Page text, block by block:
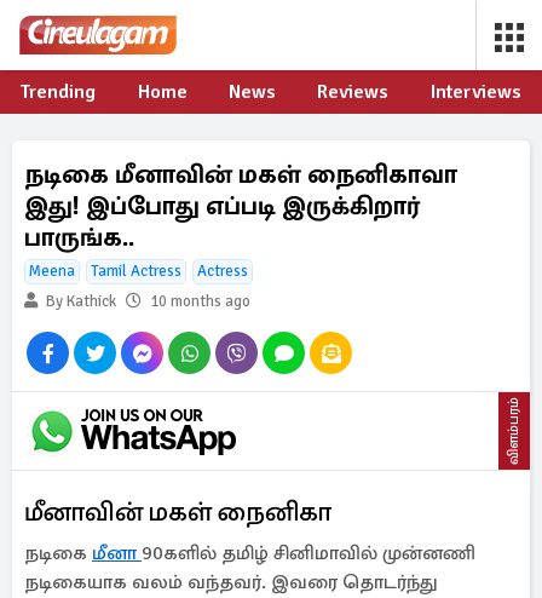
Trending Home News Reviews Interviews
நடிகை மீனாவின் மகள் நைனிகாவா
இது! இப்போது எப்படி இருக்கிறார்
பாருங்க..
Meena Tamil Actress
Actress
By Kathick
10 months ago
விளம்பரம்
மீனாவின் மகள் நைனிகா
நடிகை மீனா 90களில் தமிழ் சினிமாவில் முன்னணி
நடிகையாக வலம் வந்தவர். இவரை தொடர்ந்து